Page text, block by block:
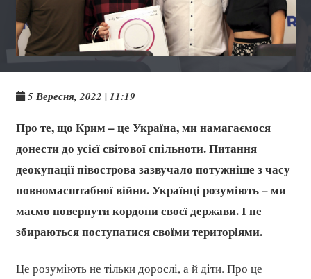
5 Вересня, 2022 | 11:19
Про те, що Крим – це Україна, ми намагаємося
донести до усієї світової спільноти. Питання
деокупації півострова зазвучало потужніше з часу
повномасштабної війни. Українці розуміють – ми
маємо повернути кордони своєї держави. І не
збираються поступатися своїми територіями.
Це розуміють не тільки дорослі, а й діти. Про це